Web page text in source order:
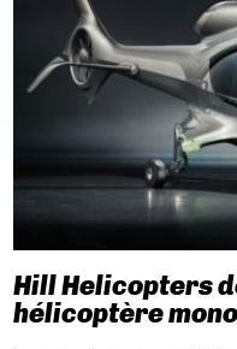
Hill Helicopters
hélicoptère